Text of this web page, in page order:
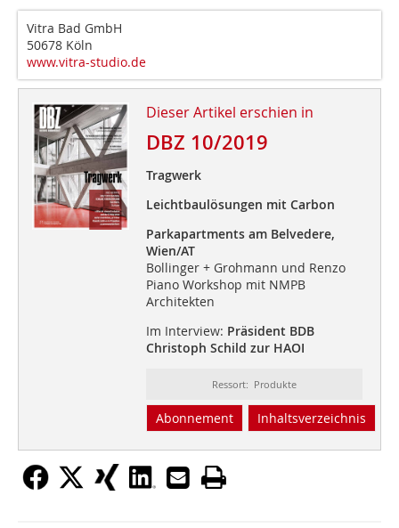
Vitra Bad GmbH
50678 Köln
www.vitra-studio.de
Dieser Artikel erschien in
DBZ 10/2019
Tragwerk
Leichtbaulösungen mit Carbon
Parkapartments am Belvedere,
Wien/AT
Bollinger + Grohmann und Renzo
Piano Workshop mit NMPB
Architekten
Im Interview: Präsident BDB
Christoph Schild zur HAOI
Ressort: Produkte
Abonnement Inhaltsverzeichnis